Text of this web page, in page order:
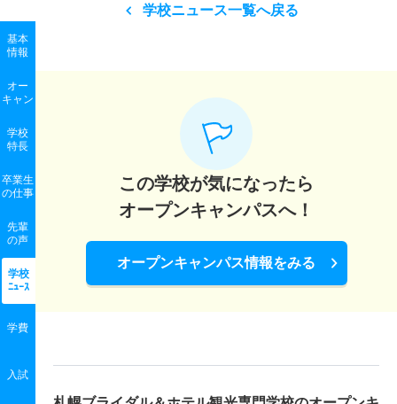
基本
情報
オー
キャン
学校
特長
卒業生
の仕事
先輩
の声
学校
ﾆｭｰｽ
学費
入試
学校ニュース一覧へ戻る
この学校が気になったら
オープンキャンパスへ！
オープンキャンパス情報をみる